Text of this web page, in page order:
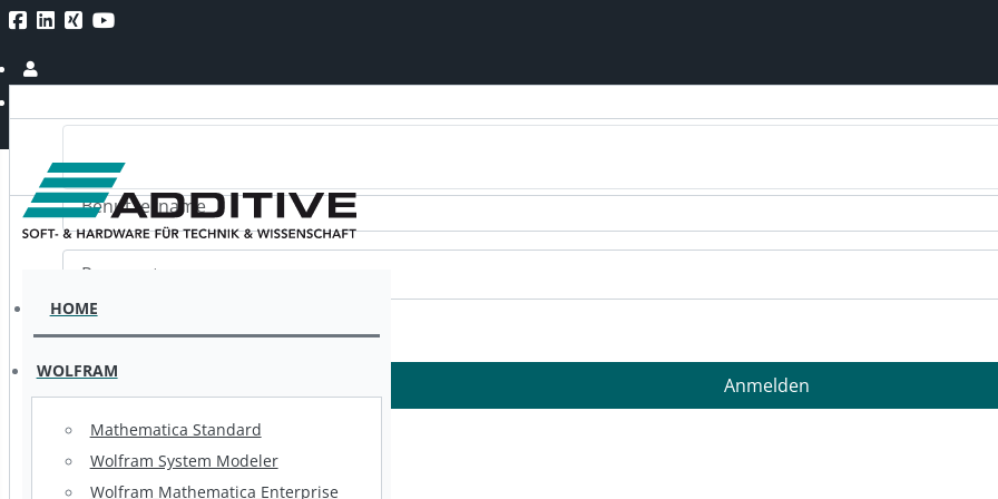
Wir haben unseren eShop am 21. Juni 2024 auf ein neues System umgestellt. Wenn Sie in unserem alten
Benutzername
Anmelden
HOME
WOLFRAM
Mathematica Standard
Wolfram System Modeler
Wolfram Mathematica Enterprise